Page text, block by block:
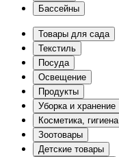
Бассейны
Товары для сада
Текстиль
Посуда
Освещение
Продукты
Уборка и хранение
Косметика, гигиена
Зоотовары
Детские товары